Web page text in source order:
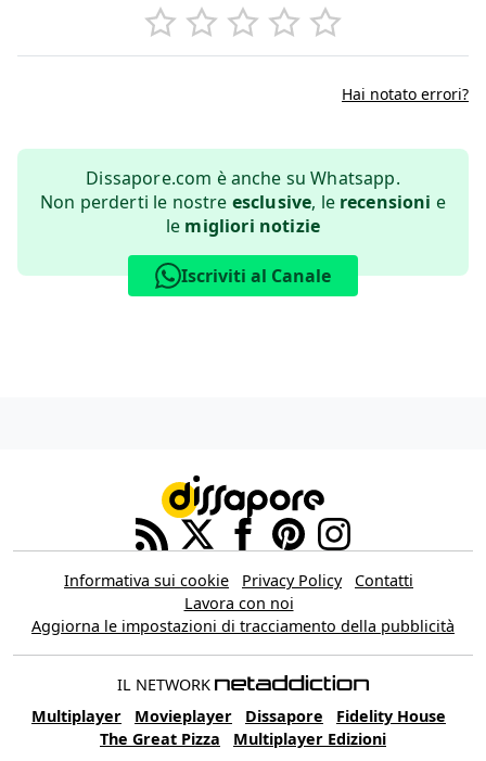
Hai notato errori?
Dissapore.com è anche su Whatsapp.
Non perderti le nostre esclusive, le recensioni e
le migliori notizie
Iscriviti al Canale
Informativa sui cookie Privacy Policy
Contatti
Lavora con noi
Aggiorna le impostazioni di tracciamento della pubblicità
IL NETWORK
Multiplayer
Movieplayer Dissapore
Fidelity House
The Great Pizza
Multiplayer Edizioni